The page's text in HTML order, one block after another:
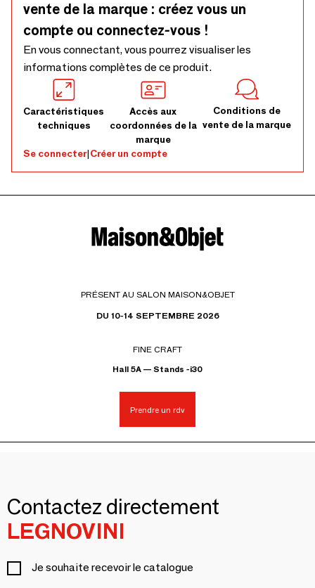
vente de la marque : créez vous un
compte ou connectez-vous !
En vous connectant, vous pourrez visualiser les
informations complètes de ce produit.
Caractéristiques
techniques
Accès aux
coordonnées de la
marque
Conditions de
vente de la marque
Se connecter|Créer un compte
PRÉSENT AU SALON MAISON&OBJET
DU 10-14 SEPTEMBRE 2026
FINE CRAFT
Hall 5A — Stands -i30
Prendre un rdv
Contactez directement
LEGNOVINI
Je souhaite recevoir le catalogue